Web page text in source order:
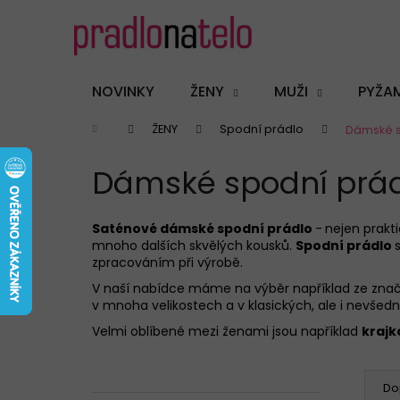
NOVINKY ŽENY MUŽI
Domů ŽENY Spodní prádlo Dámské
Dámské spodní
Saténové dámské spodní prádlo - nejen
mnoho dalších skvělých kousků. Spodní prádlo
zpracováním při výrobě.
V naší nabídce máme na výběr například ze
v mnoha velikostech a v klasických, ale i
Velmi oblíbené mezi ženami jsou například
Zpět
Zpět